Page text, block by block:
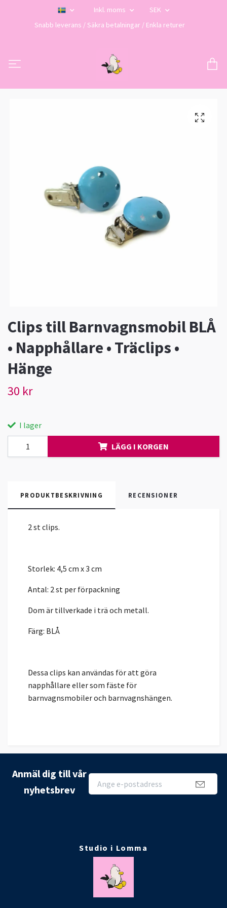
Inkl. moms
SEK
Snabb leverans / Säkra betalningar / Enkla returer
Clips till Barnvagnsmobil BLÅ
• Napphållare • Träclips •
Hänge
30 kr
I lager
LÄGG I KORGEN
PRODUKTBESKRIVNING RECENSIONER
2 st clips.
Storlek: 4,5 cm x 3 cm
Antal: 2 st per förpackning
Dom är tillverkade i trä och metall.
Färg: BLÅ
Dessa clips kan användas för att göra
napphållare eller som fäste för
barnvagnsmobiler och barnvagnshängen.
Anmäl dig till vår
nyhetsbrev
Studio i Lomma